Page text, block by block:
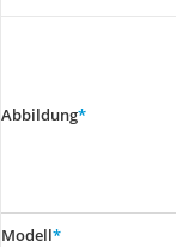
Abbildung*
Modell*